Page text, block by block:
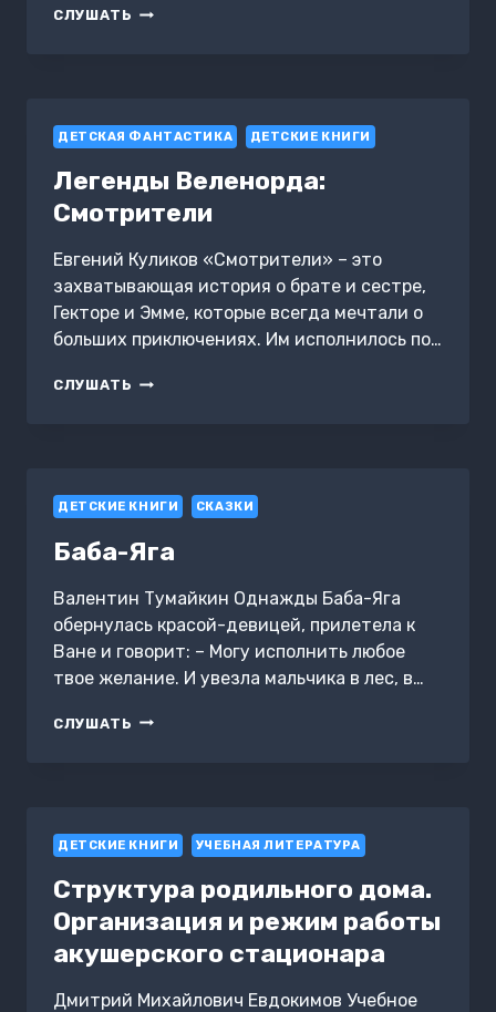
СЛУШАТЬ НОВЫЙ
ДЕТСКАЯ ФАНТАСТИКА ДЕТСКИЕ КНИГИ
Легенды Веленорда:
Смотрители
Евгений Куликов «Смотрители» – это
захватывающая история о брате и сестре,
Гекторе и Эмме, которые всегда мечтали о
больших приключениях. Им исполнилось по…
СЛУШАТЬ ЛЕГЕНДЫ
ДЕТСКИЕ КНИГИ СКАЗКИ
Баба-Яга
Валентин Тумайкин Однажды Баба-Яга
обернулась красой-девицей, прилетела к
Ване и говорит: – Могу исполнить любое
твое желание. И увезла мальчика в лес, в…
СЛУШАТЬ БАБА-
ДЕТСКИЕ КНИГИ УЧЕБНАЯ ЛИТЕРАТУРА
Структура родильного дома.
Организация и режим работы
акушерского стационара
Дмитрий Михайлович Евдокимов Учебное